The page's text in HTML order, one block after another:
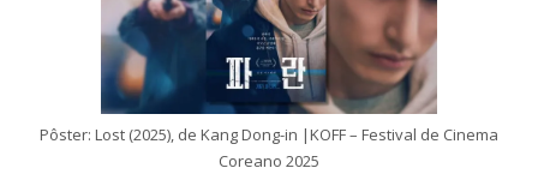
Pôster: Lost (2025), de Kang Dong-in |KOFF – Festival de Cinema
Coreano 2025